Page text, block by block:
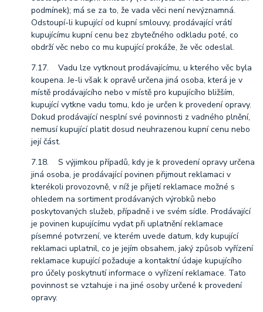
podmínek); má se za to, že vada věci není nevýznamná.
Odstoupí-li kupující od kupní smlouvy, prodávající vrátí
kupujícímu kupní cenu bez zbytečného odkladu poté, co
obdrží věc nebo co mu kupující prokáže, že věc odeslal.
7.17. Vadu lze vytknout prodávajícímu, u kterého věc byla
koupena. Je-li však k opravě určena jiná osoba, která je v
místě prodávajícího nebo v místě pro kupujícího bližším,
kupující vytkne vadu tomu, kdo je určen k provedení opravy.
Dokud prodávající nesplní své povinnosti z vadného plnění,
nemusí kupující platit dosud neuhrazenou kupní cenu nebo
její část.
7.18. S výjimkou případů, kdy je k provedení opravy určena
jiná osoba, je prodávající povinen přijmout reklamaci v
kterékoli provozovně, v níž je přijetí reklamace možné s
ohledem na sortiment prodávaných výrobků nebo
poskytovaných služeb, případně i ve svém sídle. Prodávající
je povinen kupujícímu vydat při uplatnění reklamace
písemné potvrzení, ve kterém uvede datum, kdy kupující
reklamaci uplatnil, co je jejím obsahem, jaký způsob vyřízení
reklamace kupující požaduje a kontaktní údaje kupujícího
pro účely poskytnutí informace o vyřízení reklamace. Tato
povinnost se vztahuje i na jiné osoby určené k provedení
opravy.